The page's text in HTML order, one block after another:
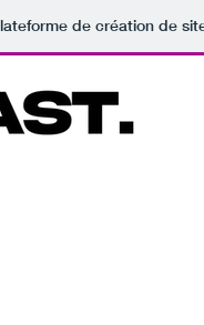
de création de